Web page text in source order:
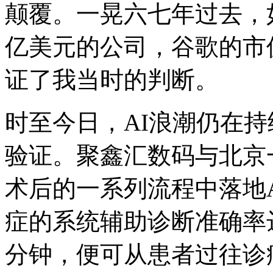
颠覆。一晃六七年过去
亿美元的公司，谷歌的
证了我当时的判断。
时至今日，AI浪潮仍在
验证。聚鑫汇数码与北京
术后的一系列流程中落地
症的系统辅助诊断准确率
分钟，便可从患者过